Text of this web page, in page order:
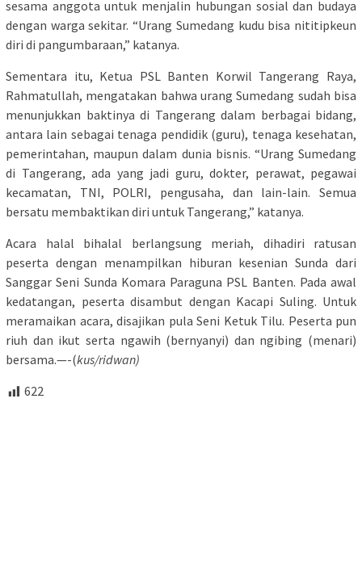
sesama anggota untuk menjalin hubungan sosial dan budaya
dengan warga sekitar. “Urang Sumedang kudu bisa nititipkeun
diri di pangumbaraan,” katanya.
Sementara itu, Ketua PSL Banten Korwil Tangerang Raya,
Rahmatullah, mengatakan bahwa urang Sumedang sudah bisa
menunjukkan baktinya di Tangerang dalam berbagai bidang,
antara lain sebagai tenaga pendidik (guru), tenaga kesehatan,
pemerintahan, maupun dalam dunia bisnis. “Urang Sumedang
di Tangerang, ada yang jadi guru, dokter, perawat, pegawai
kecamatan, TNI, POLRI, pengusaha, dan lain-lain. Semua
bersatu membaktikan diri untuk Tangerang,” katanya.
Acara halal bihalal berlangsung meriah, dihadiri ratusan
peserta dengan menampilkan hiburan kesenian Sunda dari
Sanggar Seni Sunda Komara Paraguna PSL Banten. Pada awal
kedatangan, peserta disambut dengan Kacapi Suling. Untuk
meramaikan acara, disajikan pula Seni Ketuk Tilu. Peserta pun
riuh dan ikut serta ngawih (bernyanyi) dan ngibing (menari)
bersama.—-(kus/ridwan)
622